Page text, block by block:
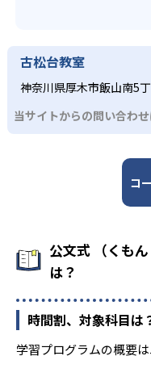
古松台教室
神奈川県厚木市飯山南5
当サイトからの問い合わ
コ
公文式 （くも
は？
時間割、対象科目は
学習プログラムの概要は